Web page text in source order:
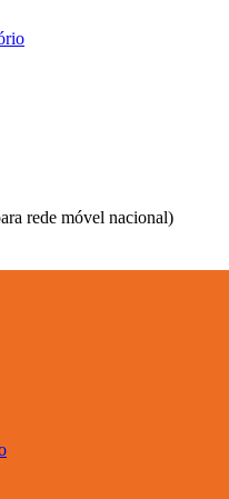
rede móvel nacional)